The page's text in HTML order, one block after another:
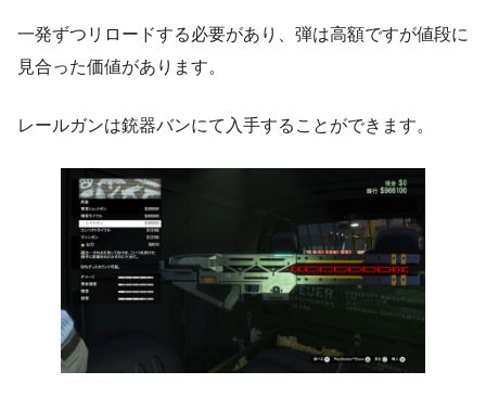
一発ずつリロードする必要があり、弾は高額ですが値段に
見合った価値があります。
レールガンは銃器バンにて入手することができます。